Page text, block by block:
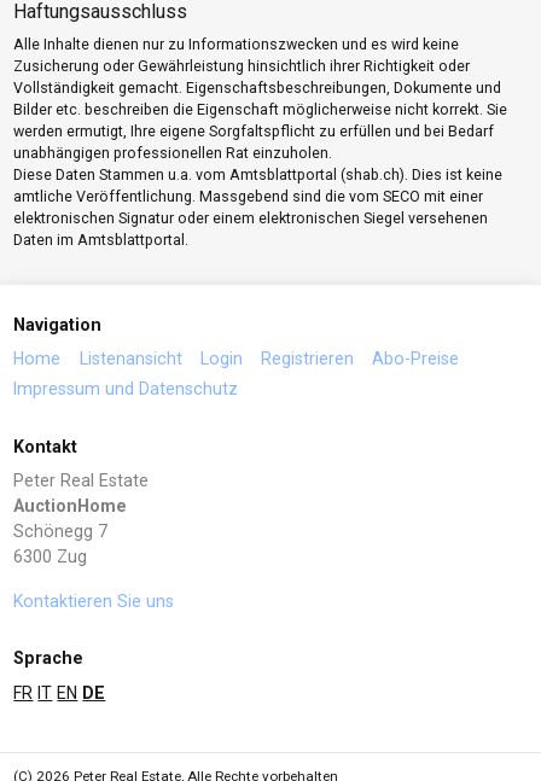
Haftungsausschluss
Alle Inhalte dienen nur zu Informationszwecken und es wird keine
Zusicherung oder Gewährleistung hinsichtlich ihrer Richtigkeit oder
Vollständigkeit gemacht. Eigenschaftsbeschreibungen, Dokumente und
Bilder etc. beschreiben die Eigenschaft möglicherweise nicht korrekt. Sie
werden ermutigt, Ihre eigene Sorgfaltspflicht zu erfüllen und bei Bedarf
unabhängigen professionellen Rat einzuholen.
Diese Daten Stammen u.a. vom Amtsblattportal (shab.ch). Dies ist keine
amtliche Veröffentlichung. Massgebend sind die vom SECO mit einer
elektronischen Signatur oder einem elektronischen Siegel versehenen
Daten im Amtsblattportal.
Navigation
Home
Listenansicht Login Registrieren
Abo-Preise
Impressum und Datenschutz
Kontakt
Peter Real Estate
AuctionHome
Schönegg 7
6300 Zug
Kontaktieren Sie uns
Sprache
FR IT EN DE
(C) 2026 Peter Real Estate, Alle Rechte vorbehalten